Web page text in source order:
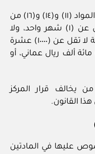
يعاقب كل من يخالف حكم أي من المواد (١١) و(١٤) و(١٦) من
هذا القانون بالسجن لمدة لا تقل عن (١) شهر واحد، ولا
تزيد على (٣) ثلاث سنوات، وبغرامة لا تقل عن (١٠٠٠٠) عشرة
ريال عماني، ولا تتجاوز (١٠٠٠٠٠) مائة ألف ريال عماني، أو
يخالف قرار المركز
عليها في المادتين